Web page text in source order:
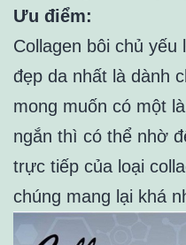
Ưu điểm:
Collagen bôi chủ
đẹp da nhất là dành
mong muốn có một
ngắn thì có thể nhờ
trực tiếp của loại
chúng mang lại khá